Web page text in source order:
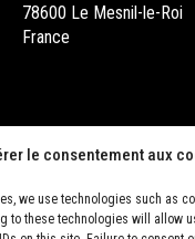
le consentement aux
we use technologies such as
to these technologies will allow
78600 Le Mesnil-le-Roi
France